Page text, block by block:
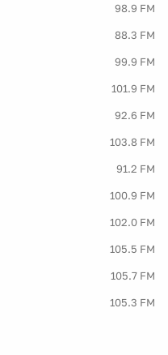
98.9 FM
88.3 FM
99.9 FM
101.9 FM
92.6 FM
103.8 FM
91.2 FM
100.9 FM
102.0 FM
105.5 FM
105.7 FM
105.3 FM